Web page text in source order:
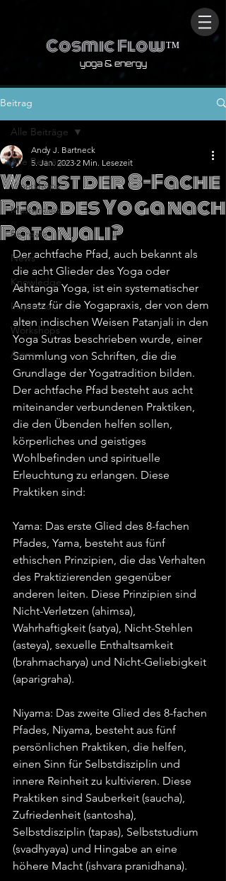
Cosmic Flow™
yoga & energy
Beitrag
Alle Beiträge
Workshops
Masterclass
Retreats
News
Knowledge
Inspiration
Workshops
Asana
Alle Beiträge
Was ist der 8-Fache
Pfad des Yoga nach
Patanjali?
Andy J. Bartneck
5. Jan. 2023 2 Min. Lesezeit
Der achtfache Pfad, auch bekannt als
die acht Glieder des Yoga oder
Ashtanga Yoga, ist ein systematischer
Ansatz für die Yogapraxis, der von dem
alten indischen Weisen Patanjali in den
Yoga Sutras beschrieben wurde, einer
Sammlung von Schriften, die die
Grundlage der Yogatradition bilden.
Der achtfache Pfad besteht aus acht
miteinander verbundenen Praktiken,
die den Übenden helfen sollen,
körperliches und geistiges
Wohlbefinden und spirituelle
Erleuchtung zu erlangen. Diese
Praktiken sind:
Yama: Das erste Glied des 8-fachen
Pfades, Yama, besteht aus fünf
ethischen Prinzipien, die das Verhalten
des Praktizierenden gegenüber
anderen leiten. Diese Prinzipien sind
Nicht-Verletzen (ahimsa),
Wahrhaftigkeit (satya), Nicht-Stehlen
(asteya), sexuelle Enthaltsamkeit
(brahmacharya) und Nicht-Geliebigkeit
(aparigraha).
Niyama: Das zweite Glied des 8-fachen
Pfades, Niyama, besteht aus fünf
persönlichen Praktiken, die helfen,
einen Sinn für Selbstdisziplin und
innere Reinheit zu kultivieren. Diese
Praktiken sind Sauberkeit (saucha),
Zufriedenheit (santosha),
Selbstdisziplin (tapas), Selbststudium
(svadhyaya) und Hingabe an eine
höhere Macht (ishvara pranidhana).